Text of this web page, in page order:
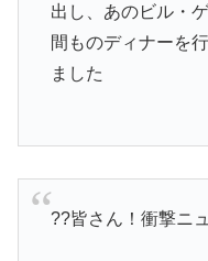
出し、あのビル・
間ものディナーを
ました
??皆さん！衝撃ニ